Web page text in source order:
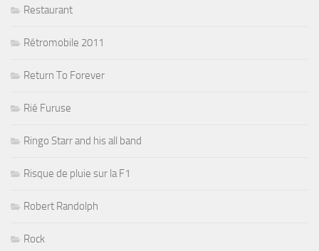
Restaurant
Rétromobile 2011
Return To Forever
Rié Furuse
Ringo Starr and his all band
Risque de pluie sur la F1
Robert Randolph
Rock